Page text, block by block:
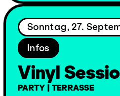
Sonntag, 27.
Infos
Vinyl
PARTY | TERRASSE